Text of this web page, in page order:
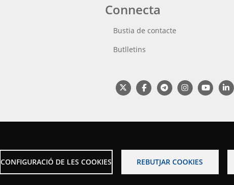
Connecta
Bustia de contacte
Butlletins
CONFIGURACIÓ DE LES COOKIES REBUTJAR COOKIES